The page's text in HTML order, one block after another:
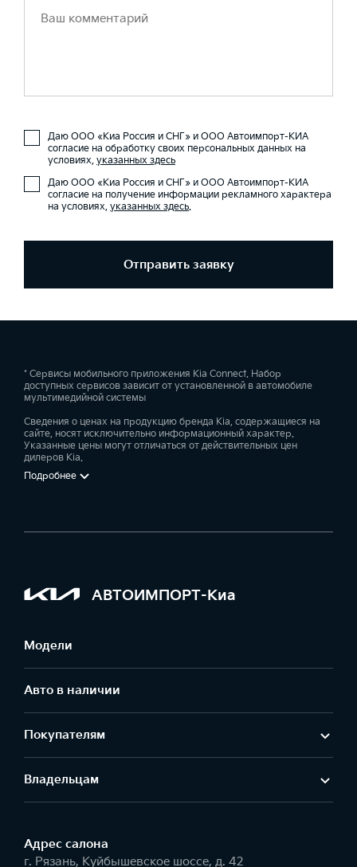
Даю ООО «Киа Россия и СНГ» и ООО Автоимпорт-КИА
согласие на обработку своих персональных данных на
условиях, указанных здесь
Даю ООО «Киа Россия и СНГ» и ООО Автоимпорт-КИА
согласие на получение информации рекламного характера
на условиях, указанных здесь.
Отправить заявку
* Сервисы мобильного приложения Kia Connect. Набор
доступных сервисов зависит от установленной в автомобиле
мультимедийной системы
Сведения о ценах на продукцию бренда Kia, содержащиеся на
сайте, носят исключительно информационный характер.
Указанные цены могут отличаться от действительных цен
дилеров Kia.
Подробнее
АВТОИМПОРТ-Киа
Модели
Авто в наличии
Покупателям
Владельцам
Адрес салонa
г. Рязань, Куйбышевское шоссе, д. 42